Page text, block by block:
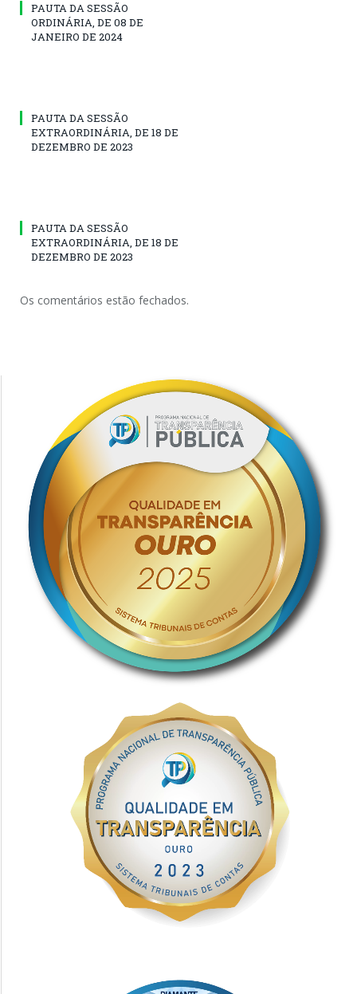
PAUTA DA SESSÃO
ORDINÁRIA, DE 08 DE
JANEIRO DE 2024
PAUTA DA SESSÃO
EXTRAORDINÁRIA, DE 18 DE
DEZEMBRO DE 2023
PAUTA DA SESSÃO
EXTRAORDINÁRIA, DE 18 DE
DEZEMBRO DE 2023
Os comentários estão fechados.